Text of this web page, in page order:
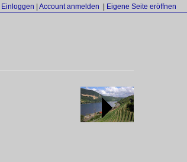
Einloggen Account anmelden Eigene Seite eröffnen